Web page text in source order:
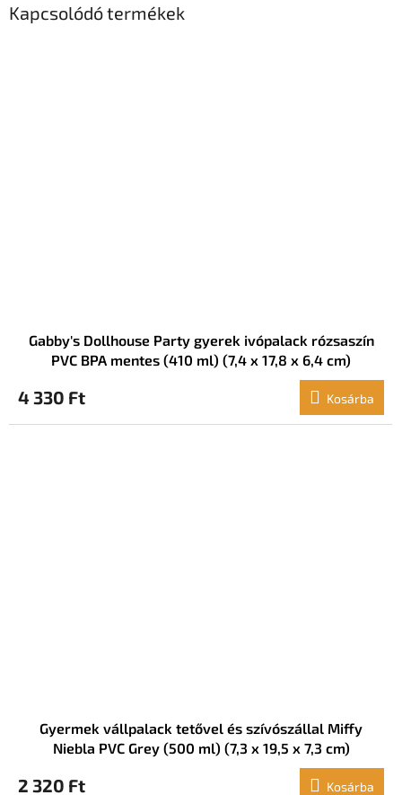
Kapcsolódó termékek
Gabby's Dollhouse Party gyerek ivópalack rózsaszín
PVC BPA mentes (410 ml) (7,4 x 17,8 x 6,4 cm)
4 330 Ft Kosárba
Gyermek vállpalack tetővel és szívószállal Miffy
Niebla PVC Grey (500 ml) (7,3 x 19,5 x 7,3 cm)
2 320 Ft Kosárba